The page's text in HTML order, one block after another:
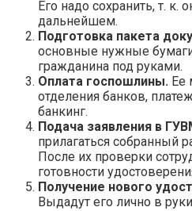
Его надо сохранить, т. к.
дальнейшем.
Подготовка пакета
основные нужные
гражданина под руками.
Оплата госпошлины. Ее
отделения банков,
банкинг.
Подача заявления в
прилагаться собранный
После их проверки
готовности
Получение нового
Выдадут его лично в